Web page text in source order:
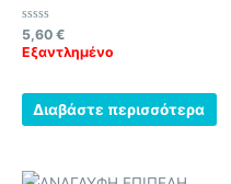
Βαθμολογήθηκε
με
0
5,60 €
Εξαντλημένο
Διαβάστε περισσότερα